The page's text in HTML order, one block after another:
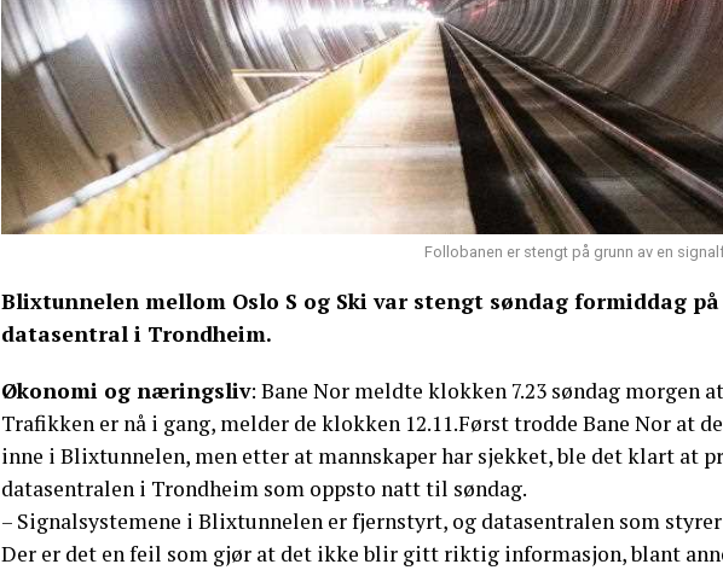
Follobanen er stengt på grunn av en
Blixtunnelen mellom Oslo S og Ski var stengt søndag formiddag
datasentral i Trondheim.
Økonomi og næringsliv: Bane Nor meldte klokken 7.23 søndag morgen
Trafikken er nå i gang, melder de klokken 12.11.Først trodde Bane Nor at
inne i Blixtunnelen, men etter at mannskaper har sjekket, ble det klart at
datasentralen i Trondheim som oppsto natt til søndag.
– Signalsystemene i Blixtunnelen er fjernstyrt, og datasentralen som
Der er det en feil som gjør at det ikke blir gitt riktig informasjon, blant